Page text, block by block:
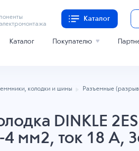
Каталог
Каталог Покупателю
колодки и шины Разъемные
DINKLE
мм2, ток 18 A,